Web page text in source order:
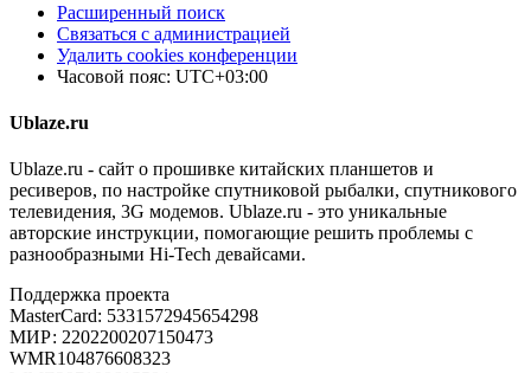
Расширенный поиск
Связаться с администрацией
Удалить cookies конференции
Часовой пояс: UTC+03:00
Ublaze.ru
Ublaze.ru - сайт о прошивке китайских планшетов и
ресиверов, по настройке спутниковой рыбалки, спутникового
телевидения, 3G модемов. Ublaze.ru - это уникальные
авторские инструкции, помогающие решить проблемы с
разнообразными Hi-Tech девайсами.
Поддержка проекта
MasterCard: 5331572945654298
МИР: 2202200207150473
WMR104876608323